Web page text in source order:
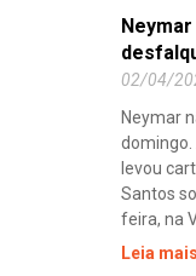
02/04/
Neymar
levou
Santos
feira, na
Leia